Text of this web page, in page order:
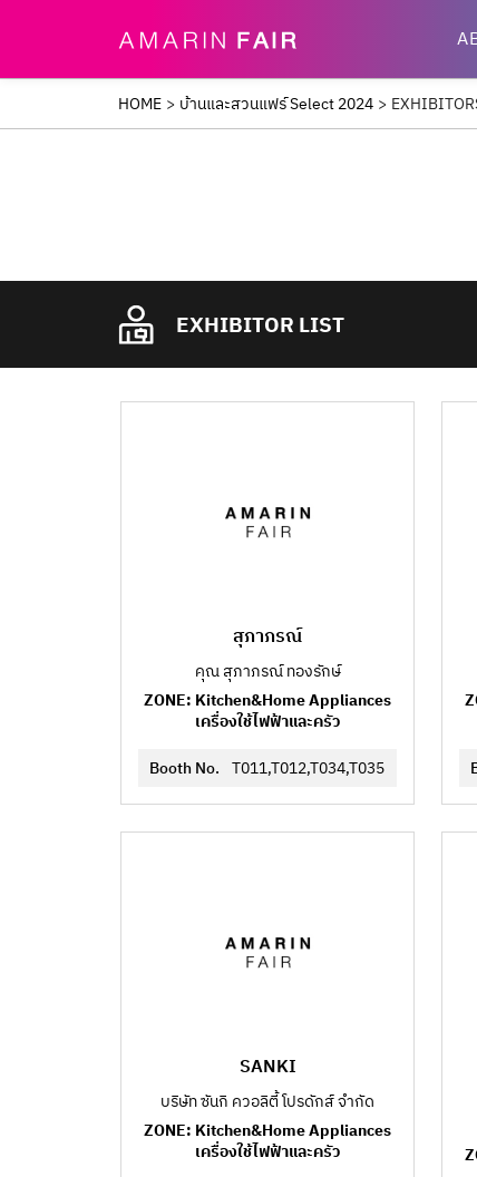
HOME > บ้านและสวนแฟร์ Select 2024 >
EXHIBITOR LIST
สุภาภรณ์
คุณ สุภาภรณ์ ทองรักษ์
ZONE: Kitchen&Home Appliances
เครื่องใช้ไฟฟ้าและครัว
Booth No. T011,T012,T034,T035
SANKI
บริษัท ซันกิ ควอลิตี้ โปรดักส์ จำกัด
ZONE: Kitchen&Home Appliances
เครื่องใช้ไฟฟ้าและครัว